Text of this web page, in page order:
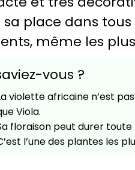
place dans tous
même les
vous ?
violette africaine n’est
Viola.
floraison peut durer toute
l’une des plantes les